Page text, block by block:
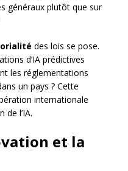
généraux plutôt que sur
des lois se pose.
d’IA prédictives
les réglementations
un pays ? Cette
internationale
l’IA.
et la